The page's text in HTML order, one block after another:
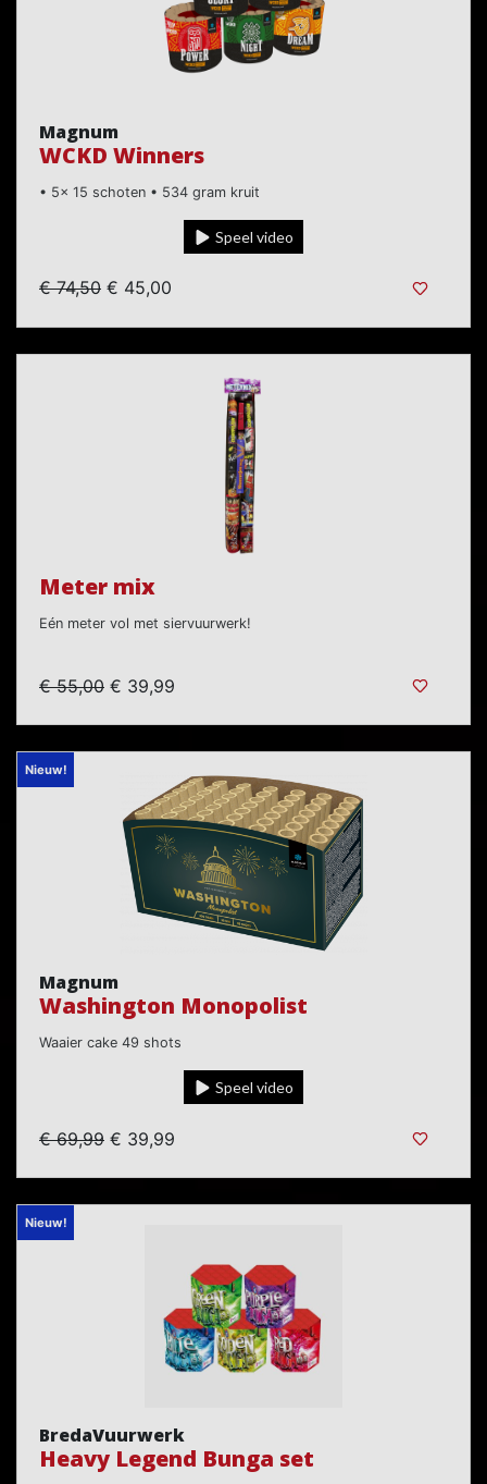
Magnum
WCKD Winners
• 5x 15 schoten • 534 gram kruit
Speel video
€ 74,50 € 45,00
Meter mix
Eén meter vol met siervuurwerk!
€ 55,00 € 39,99
Nieuw!
Magnum
Washington Monopolist
Waaier cake 49 shots
Speel video
€ 69,99 € 39,99
Nieuw!
BredaVuurwerk
Heavy Legend Bunga set